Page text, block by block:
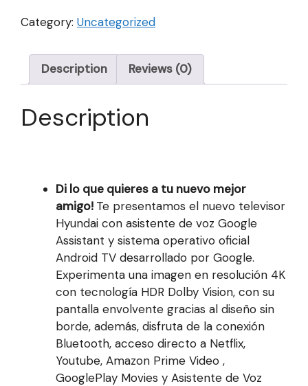
Category: Uncategorized
Description Reviews (0)
Description
Di lo que quieres a tu nuevo mejor
amigo! Te presentamos el nuevo televisor
Hyundai con asistente de voz Google
Assistant y sistema operativo oficial
Android TV desarrollado por Google.
Experimenta una imagen en resolución 4K
con tecnología HDR Dolby Vision, con su
pantalla envolvente gracias al diseño sin
borde, además, disfruta de la conexión
Bluetooth, acceso directo a Netflix,
Youtube, Amazon Prime Video ,
GooglePlay Movies y Asistente de Voz